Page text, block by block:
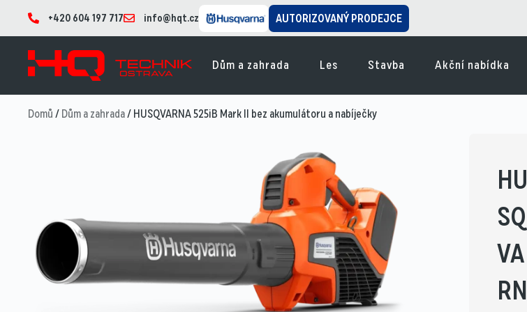
+420 604 197 717 info@hqt.cz AUTORIZOVANÝ PRODEJCE
Dům a zahrada Les Stavba Akční nabídka
Domů/Dům a zahrada/ HUSQVARNA 525iB Mark II bez akumulátoru a nabíječky
HU
SQ
VA
RN